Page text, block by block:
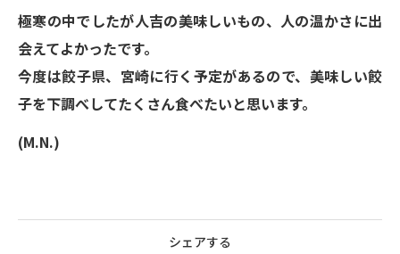
極寒の中でしたが人吉の美味しいもの、人の温かさに出
会えてよかったです。
今度は餃子県、宮崎に行く予定があるので、美味しい餃
子を下調べしてたくさん食べたいと思います。
(M.N.)
シェアする